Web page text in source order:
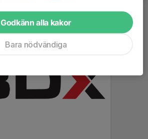
Godkänn alla kakor
Bara nödvändiga